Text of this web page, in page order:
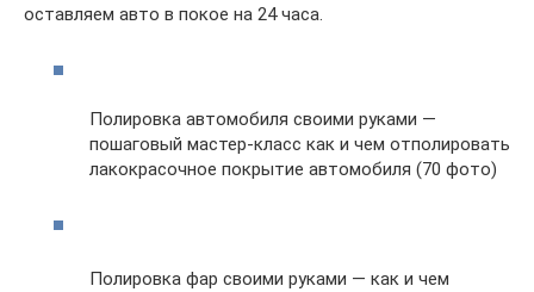
оставляем авто в покое на 24 часа.
Полировка автомобиля своими руками —
пошаговый мастер-класс как и чем отполировать
лакокрасочное покрытие автомобиля (70 фото)
Полировка фар своими руками — как и чем